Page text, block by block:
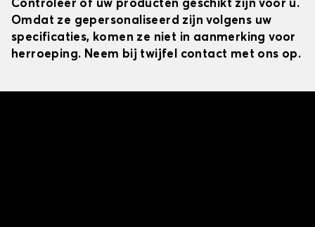
Controleer of uw producten geschikt zijn voor u.
Omdat ze gepersonaliseerd zijn volgens uw
specificaties, komen ze niet in aanmerking voor
herroeping. Neem bij twijfel contact met ons op.